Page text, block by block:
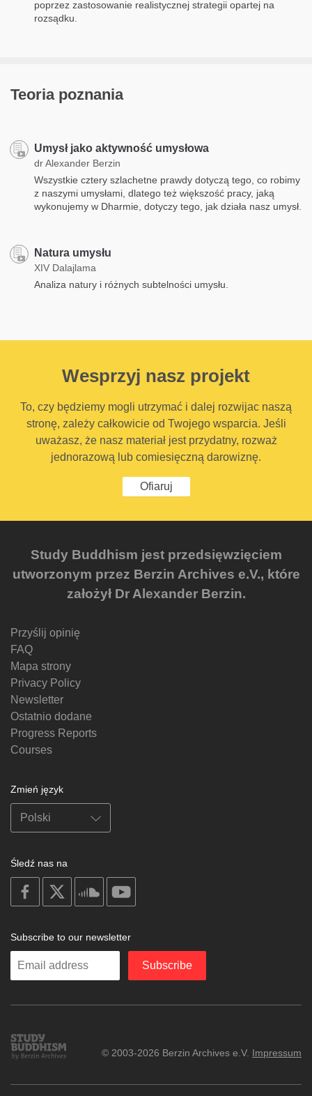
poprzez zastosowanie realistycznej strategii opartej na
rozsądku.
Teoria poznania
Umysł jako aktywność umysłowa
dr Alexander Berzin
Wszystkie cztery szlachetne prawdy dotyczą tego, co robimy
z naszymi umysłami, dlatego też większość pracy, jaką
wykonujemy w Dharmie, dotyczy tego, jak działa nasz umysł.
Natura umysłu
XIV Dalajlama
Analiza natury i różnych subtelności umysłu.
Wesprzyj nasz projekt
To, czy będziemy mogli utrzymać i dalej rozwijac naszą
stronę, zależy całkowicie od Twojego wsparcia. Jeśli
uważasz, że nasz materiał jest przydatny, rozważ
jednorazową lub comiesięczną darowiznę.
Ofiaruj
Study Buddhism jest przedsięwzięciem
utworzonym przez Berzin Archives e.V., które
założył Dr Alexander Berzin.
Przyślij opinię
FAQ
Mapa strony
Privacy Policy
Newsletter
Ostatnio dodane
Progress Reports
Courses
Zmień język
Śledź nas na
on
facebook
soundcloud
Subscribe to our newsletter
Enter
Subscribe
Study
Buddhism
© 2003-2026 Berzin Archives e.V. Impressum